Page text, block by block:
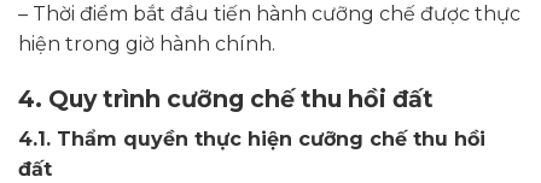
– Thời điểm bắt đầu tiến hành cưỡng chế được thực
hiện trong giờ hành chính.
4. Quy trình cưỡng chế thu hồi đất
4.1. Thẩm quyền thực hiện cưỡng chế thu hồi
đất